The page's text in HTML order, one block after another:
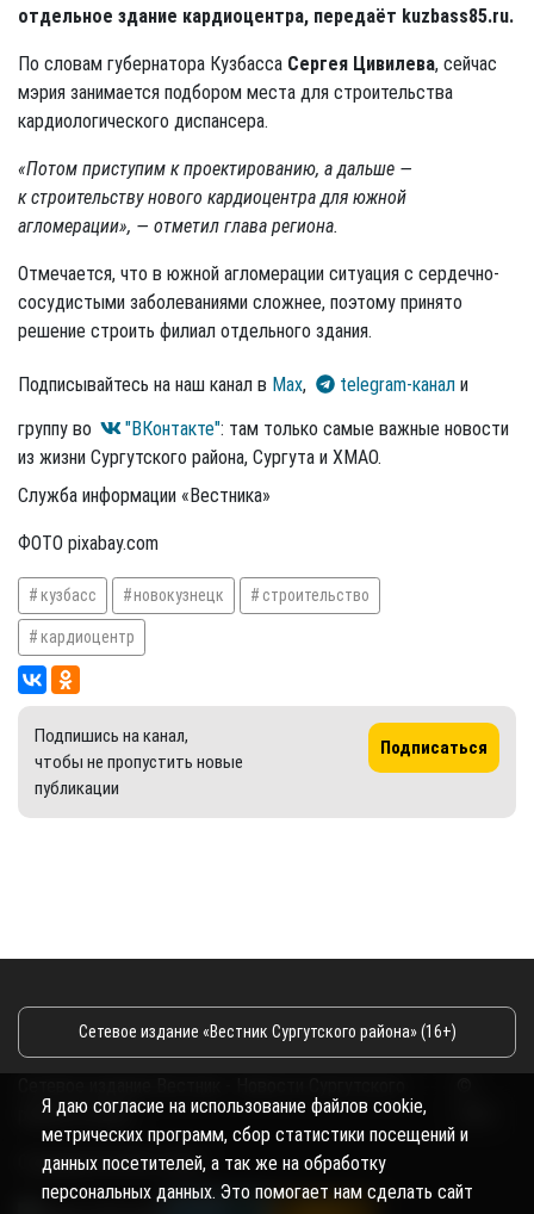
отдельное здание кардиоцентра, передаёт kuzbass85.ru.
По словам губернатора Кузбасса Сергея Цивилева, сейчас
мэрия занимается подбором места для строительства
кардиологического диспансера.
«Потом приступим к проектированию, а дальше —
к строительству нового кардиоцентра для южной
агломерации», — отметил глава региона.
Отмечается, что в южной агломерации ситуация с сердечно-
сосудистыми заболеваниями сложнее, поэтому принято
решение строить филиал отдельного здания.
Подписывайтесь на наш канал в Max, telegram-канал и
группу во
"ВКонтакте": там только самые важные новости
из жизни Сургутского района, Сургута и ХМАО.
Служба информации «Вестника»
ФОТО pixabay.com
кузбасс новокузнецк строительство
кардиоцентр
Подпишись на канал,
чтобы не пропустить новые
публикации
Подписаться
Сетевое издание «Вестник Сургутского района» (16+)
района и Югры
Copyright © 2018- 2026
Я даю согласие на использование файлов cookie,
метрических программ, сбор статистики посещений и
данных посетителей, а так же на обработку
персональных данных. Это помогает нам сделать сайт